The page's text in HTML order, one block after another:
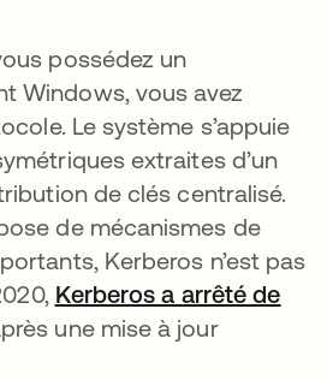
possédez un
Windows, vous avez
Le système s’appuie
extraites d’un
de clés centralisé.
de mécanismes de
Kerberos n’est pas
Kerberos a arrêté de
dans un nouvel onglet
une mise à jour